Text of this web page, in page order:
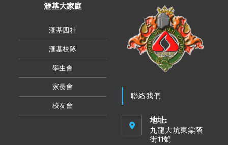
滙基大家庭
滙基四社
滙基校隊
學生會
家長會
校友會
聯絡我們
地址:
九龍大坑東棠蔭
街11號